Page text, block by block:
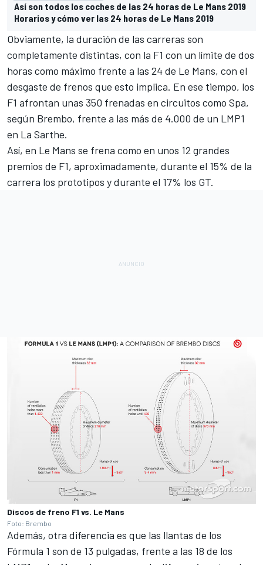
Así son todos los coches de las 24 horas de Le Mans 2019
Horarios y cómo ver las 24 horas de Le Mans 2019
Obviamente, la duración de las carreras son
completamente distintas, con la F1 con un límite de dos
horas como máximo frente a las 24 de Le Mans, con el
desgaste de frenos que esto implica. En ese tiempo, los
F1 afrontan unas 350 frenadas en circuitos como Spa,
según Brembo, frente a las más de 4.000 de un LMP1
en La Sarthe.
Así, en Le Mans se frena como en unos 12 grandes
premios de F1, aproximadamente, durante el 15% de la
carrera los prototipos y durante el 17% los GT.
Discos de freno F1 vs. Le Mans
Foto: Brembo
Además, otra diferencia es que las llantas de los
Fórmula 1 son de 13 pulgadas, frente a las 18 de los